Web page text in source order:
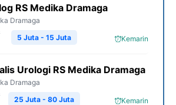
RS Medika Dramaga
Dramaga
Kemarin
5 Juta - 15 Juta
Urologi RS Medika Dramaga
Dramaga
Kemarin
25 Juta - 80 Juta